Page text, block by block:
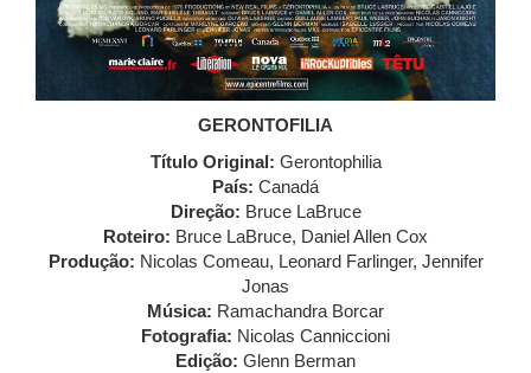
GERONTOFILIA
Título Original: Gerontophilia
País: Canadá
Direção: Bruce LaBruce
Roteiro: Bruce LaBruce, Daniel Allen Cox
Produção: Nicolas Comeau, Leonard Farlinger, Jennifer
Jonas
Música: Ramachandra Borcar
Fotografia: Nicolas Canniccioni
Edição: Glenn Berman